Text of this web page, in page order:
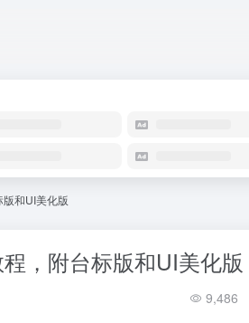
和UI美化版
，附台标版和UI美化版
9,486